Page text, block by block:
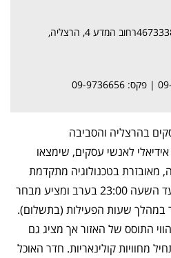
המדע 4 הרצליה, 4673338רחוב המדע 4, הרצליה,
בהרצליה והסביבה
אידיאלי לאנשי עסקים, שימצאו
מאובזרת בטכנולוגיה מתקדמת
ולובי הפתוח מהשעה 12:00 עד השעה 23:00 בערב ומציע מבחר
במהלך שעות הפעילות (בתשלום).
התוסס של האזור אך מציג גם
מחוויות קולינאריות. חדר האוכל